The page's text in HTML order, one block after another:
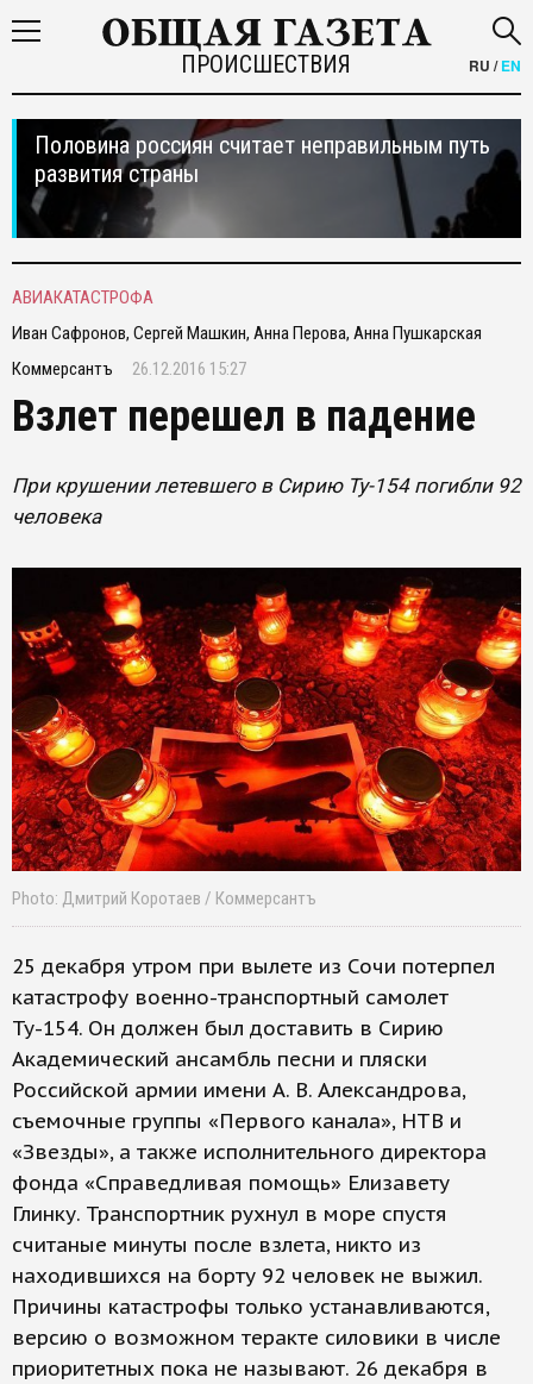
ПРОИСШЕСТВИЯ RU /EN
Половина россиян считает неправильным путь
развития страны
АВИАКАТАСТРОФА
Иван Сафронов, Сергей Машкин, Анна Перова, Анна Пушкарская
Коммерсантъ
26.12.2016 15:27
Взлет перешел в падение
При крушении летевшего в Сирию Ту-154 погибли 92
человека
Photo: Дмитрий Коротаев / Коммерсантъ
25 декабря утром при вылете из Сочи потерпел
катастрофу военно-транспортный самолет
Ту-154. Он должен был доставить в Сирию
Академический ансамбль песни и пляски
Российской армии имени А. В. Александрова,
съемочные группы «Первого канала», НТВ и
«Звезды», а также исполнительного директора
фонда «Справедливая помощь» Елизавету
Глинку. Транспортник рухнул в море спустя
считаные минуты после взлета, никто из
находившихся на борту 92 человек не выжил.
Причины катастрофы только устанавливаются,
версию о возможном теракте силовики в числе
приоритетных пока не называют. 26 декабря в